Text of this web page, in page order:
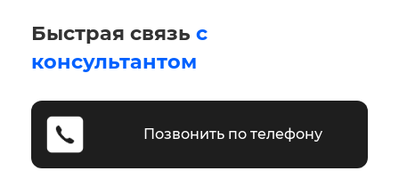
Быстрая связь с
консультантом
Позвонить по телефону